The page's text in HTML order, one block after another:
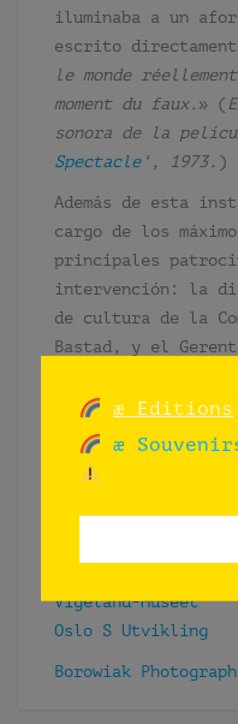
iluminaba a un
escrito
le monde
moment du faux. » (
sonora de la
Spectacle‘ , 1973. )
Además de esta
cargo de los
principales
intervención: la
de cultura de la
Bastad, y el
presentaron sus
proyecto y
público.
Vigeland-Museet
Oslo S Utvikling
Borowiak
æ Editions
æ